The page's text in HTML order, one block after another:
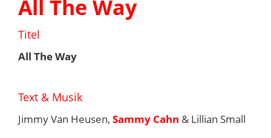
All The Way
Titel
All The Way
Text & Musik
Jimmy Van Heusen, Sammy Cahn & Lillian Small